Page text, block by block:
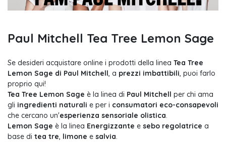
Paul Mitchell Tea Tree Lemon Sage
Se desideri acquistare online i prodotti della linea Tea Tree
Lemon Sage di Paul Mitchell, a prezzi imbattibili, puoi farlo
proprio qui!
Tea Tree Lemon Sage è la linea di Paul Mitchell per chi ama
gli ingredienti naturali e per i consumatori eco-consapevoli
che cercano un'esperienza sensoriale olistica.
Lemon Sage è la linea Energizzante e sebo regolatrice a
base di tea tre, limone e salvia.